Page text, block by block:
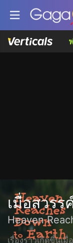
เมื่อสวร
Heaven
เรื่องราวเกิดขึ้นเ